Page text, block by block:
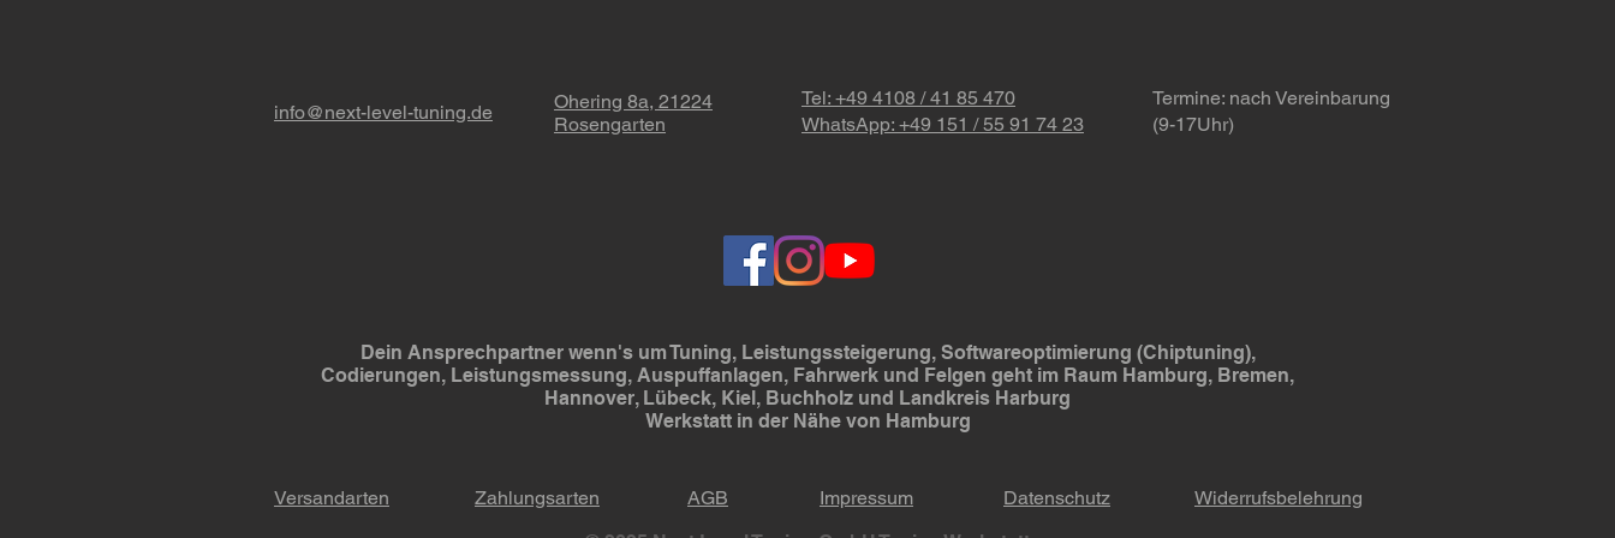
info@next-level-tuning.de
Ohering 8a, 21224
Rosengarten
Tel: +49 4108 / 41 85 470
WhatsApp: +49 151 / 55 91 74 23
Termine: nach Vereinbarung
(9-17Uhr)
Dein Ansprechpartner wenn's um Tuning, Leistungssteigerung, Softwareoptimierung (Chiptuning),
Codierungen, Leistungsmessung, Auspuffanlagen, Fahrwerk und Felgen geht im Raum Hamburg, Bremen,
Hannover, Lübeck, Kiel, Buchholz und Landkreis Harburg
Werkstatt in der Nähe von Hamburg
Versandarten Zahlungsarten AGB Impressum Datenschutz
Widerrufsbelehrung